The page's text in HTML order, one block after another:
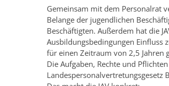
Gemeinsam mit dem Personalrat
Belange der jugendlichen
Beschäftigten. Außerdem hat die
Ausbildungsbedingungen Einfluss
für einen Zeitraum von 2,5 Jahren
Die Aufgaben, Rechte und
Landespersonalvertretungsgesetz